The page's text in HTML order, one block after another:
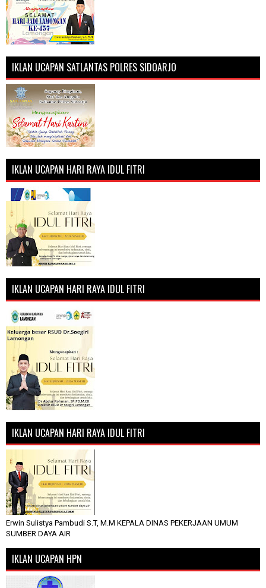
IKLAN UCAPAN SATLANTAS POLRES SIDOARJO
IKLAN UCAPAN HARI RAYA IDUL FITRI
IKLAN UCAPAN HARI RAYA IDUL FITRI
IKLAN UCAPAN HARI RAYA IDUL FITRI
Erwin Sulistya Pambudi S.T, M.M KEPALA DINAS PEKERJAAN UMUM
SUMBER DAYA AIR
IKLAN UCAPAN HPN